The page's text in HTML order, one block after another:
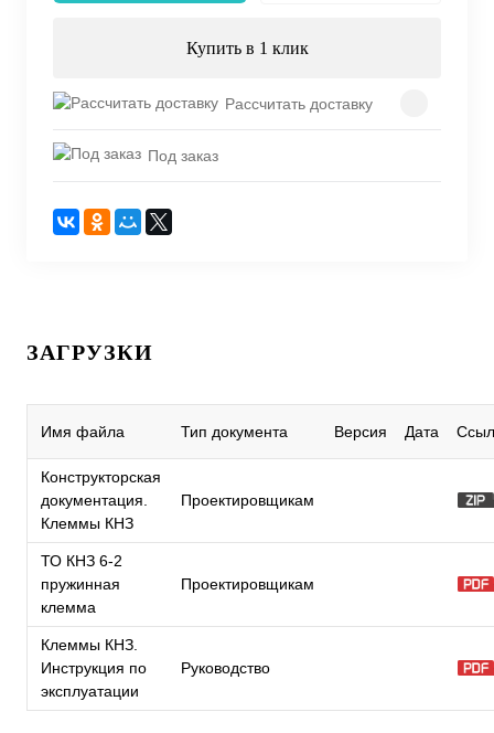
Купить в 1 клик
Рассчитать доставку
Под заказ
ЗАГРУЗКИ
Имя файла Тип документа Версия Дата
Конструкторская
документация.
Клеммы КНЗ
Проектировщикам
ТО КНЗ 6-2
пружинная
клемма
Проектировщикам
Клеммы КНЗ.
Инструкция по
эксплуатации
Руководство